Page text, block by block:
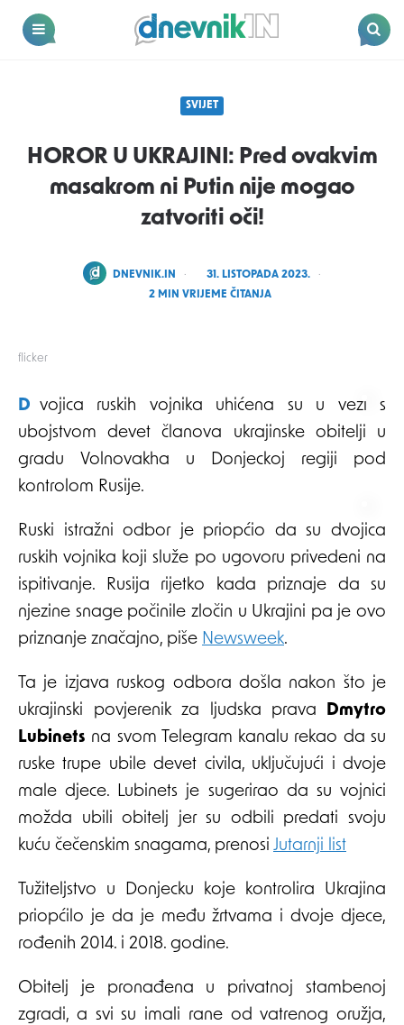
Dnevnik.in
flicker
SVIJET
HOROR U UKRAJINI: Pred ovakvim
masakrom ni Putin nije mogao
zatvoriti oči!
POSTED
DNEVNIK.IN
31. LISTOPADA 2023.
2 MIN VRIJEME ČITANJA
Dvojica ruskih vojnika uhićena su u vezi s
ubojstvom devet članova ukrajinske obitelji u
gradu Volnovakha u Donjeckoj regiji pod
kontrolom Rusije.
Ruski istražni odbor je priopćio da su dvojica
ruskih vojnika koji služe po ugovoru privedeni na
ispitivanje. Rusija rijetko kada priznaje da su
njezine snage počinile zločin u Ukrajini pa je ovo
priznanje značajno, piše Newsweek.
Ta je izjava ruskog odbora došla nakon što je
ukrajinski povjerenik za ljudska prava Dmytro
Lubinets na svom Telegram kanalu rekao da su
ruske trupe ubile devet civila, uključujući i dvoje
male djece. Lubinets je sugerirao da su vojnici
možda ubili obitelj jer su odbili predati svoju
kuću čečenskim snagama, prenosi Jutarnji list
Tužiteljstvo u Donjecku koje kontrolira Ukrajina
priopćilo je da je među žrtvama i dvoje djece,
rođenih 2014. i 2018. godine.
Obitelj je pronađena u privatnoj stambenoj
zgradi, a svi su imali rane od vatrenog oružja,